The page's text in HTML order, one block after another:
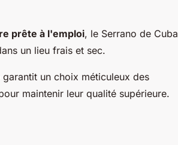
prête à l'emploi, le Serrano de Cuba
un lieu frais et sec.
un choix méticuleux des
maintenir leur qualité supérieure.